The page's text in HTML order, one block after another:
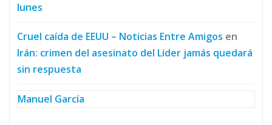
lunes
Cruel caída de EEUU – Noticias Entre Amigos en
Irán: crimen del asesinato del Líder jamás quedará
sin respuesta
Manuel García